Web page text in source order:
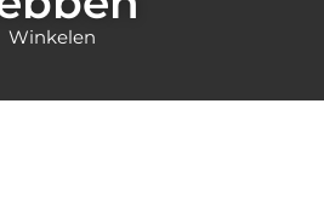
Winkelen